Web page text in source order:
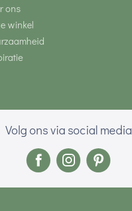
ons
winkel
Volg ons via social media